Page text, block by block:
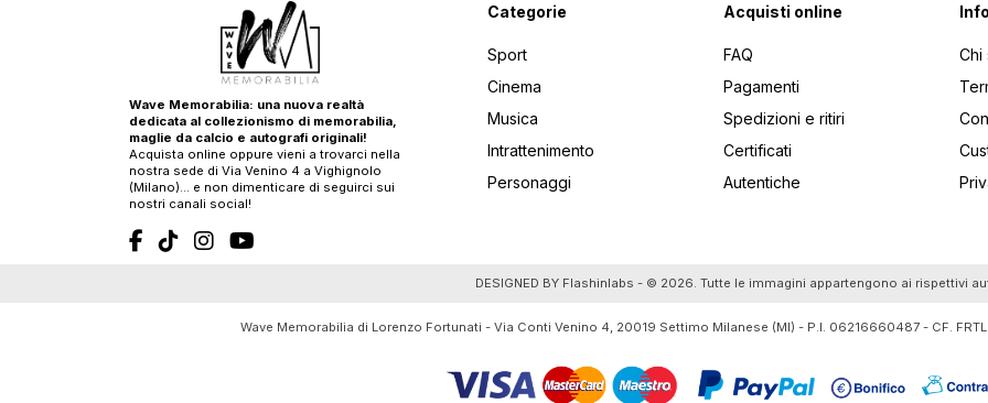
Wave Memorabilia: una nuova realtà
dedicata al collezionismo di memorabilia,
maglie da calcio e autografi originali!
Acquista online oppure vieni a trovarci nella
nostra sede di Via Venino 4 a Vighignolo
(Milano)… e non dimenticare di seguirci sui
nostri canali social!
Categorie
Sport
Cinema
Musica
Intrattenimento
Personaggi
Acquisti online
FAQ
Pagamenti
Spedizioni e ritiri
Certificati
Autentiche
Chi
DESIGNED BY Flashinlabs - © 2026. Tutte le immagini appartengono ai rispettivi
Wave Memorabilia di Lorenzo Fortunati - Via Conti Venino 4, 20019 Settimo Milanese (MI) - P.I. 06216660487 - CF.